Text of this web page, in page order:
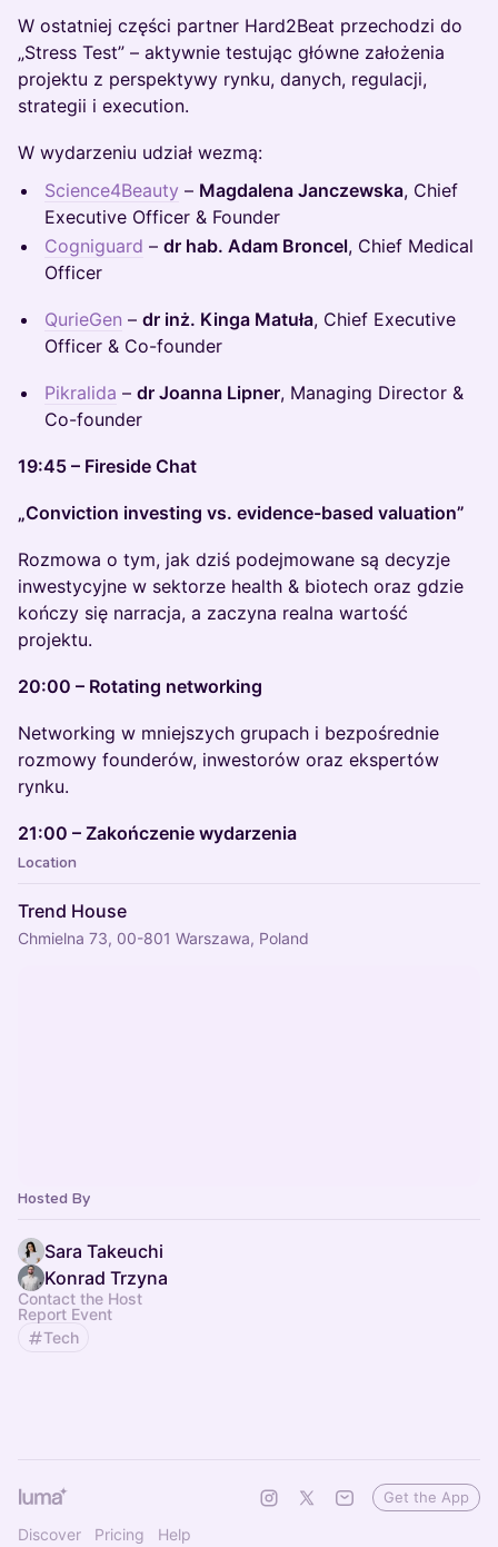
W ostatniej części partner Hard2Beat przechodzi do
„Stress Test” – aktywnie testując główne założenia
projektu z perspektywy rynku, danych, regulacji,
strategii i execution.
W wydarzeniu udział wezmą:
Science4Beauty – Magdalena Janczewska, Chief
Executive Officer & Founder
Cogniguard – dr hab. Adam Broncel, Chief Medical
Officer
QurieGen – dr inż. Kinga Matuła, Chief Executive
Officer & Co-founder
Pikralida – dr Joanna Lipner, Managing Director &
Co-founder
19:45 – Fireside Chat
„Conviction investing vs. evidence-based valuation”
Rozmowa o tym, jak dziś podejmowane są decyzje
inwestycyjne w sektorze health & biotech oraz gdzie
kończy się narracja, a zaczyna realna wartość
projektu.
20:00 – Rotating networking
Networking w mniejszych grupach i bezpośrednie
rozmowy founderów, inwestorów oraz ekspertów
rynku.
21:00 – Zakończenie wydarzenia
Location
Trend House
Chmielna 73, 00-801 Warszawa, Poland
Hosted By
Sara Takeuchi
Konrad Trzyna
Contact the Host
Report Event
Tech
Discover Pricing Help
Get the App